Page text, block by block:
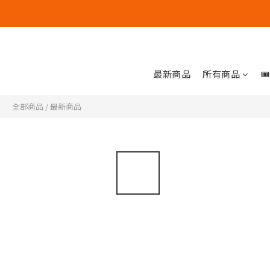
最新商品 所有商品 🎟️
全部商品 /最新商品